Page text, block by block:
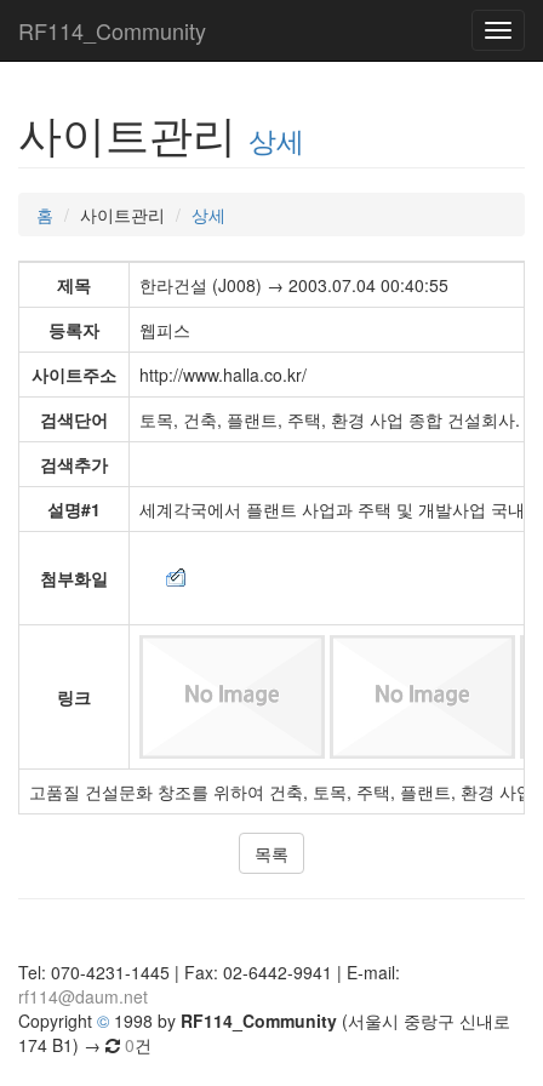
RF114_Community
사이트관리 상세
홈 사이트관리 상세
제목
한라건설 (J008) → 2003.07.04 00:40:55
등록자
웹피스
사이트주소
http://www.halla.co.kr/
검색단어
토목, 건축, 플랜트, 주택, 환경 사업 종합 건설회사.
검색추가
설명#1
세계각국에서 플랜트 사업과 주택 및 개발사업 국내
첨부화일
링크
고품질 건설문화 창조를 위하여 건축, 토목, 주택, 플랜트, 환경 사
목록
Tel: 070-4231-1445 | Fax: 02-6442-9941 | E-mail:
rf114@daum.net
Copyright © 1998 by RF114_Community (서울시 중랑구 신내로
174 B1) →
0건